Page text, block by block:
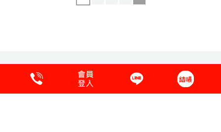
保養品原料說明 購物須知 會員專區
客服中心
粉絲愛分享
隱私權保護